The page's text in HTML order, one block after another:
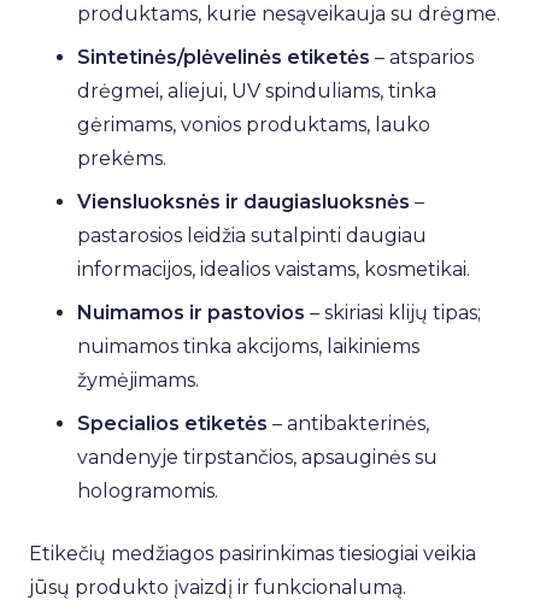
produktams, kurie nesąveikauja su drėgme.
Sintetinės/plėvelinės etiketės – atsparios
drėgmei, aliejui, UV spinduliams, tinka
gėrimams, vonios produktams, lauko
prekėms.
Viensluoksnės ir daugiasluoksnės –
pastarosios leidžia sutalpinti daugiau
informacijos, idealios vaistams, kosmetikai.
Nuimamos ir pastovios – skiriasi klijų tipas;
nuimamos tinka akcijoms, laikiniems
žymėjimams.
Specialios etiketės – antibakterinės,
vandenyje tirpstančios, apsauginės su
hologramomis.
Etikečių medžiagos pasirinkimas tiesiogiai veikia
jūsų produkto įvaizdį ir funkcionalumą.